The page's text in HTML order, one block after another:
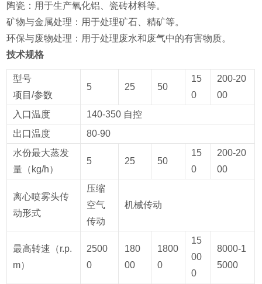
‌陶瓷‌：用于生产氧化铝、瓷砖材料等‌。
‌矿物与金属处理‌：用于处理矿石、精矿等‌。
‌环保与废物处理‌：用于处理废水和废气中的有害物质‌。
技术规格
型号
项目/参数
5 25 50
15
0
200-20
00
入口温度
140-350 自控
出口温度
80-90
水份最大蒸发
量（kg/h）
5 25 50
15
0
200-20
00
离心喷雾头传
动形式
压缩
空气
传动
机械传动
最高转速（r.p.
m）
2500
0
180
00
1800
0
15
00
0
8000-1
5000